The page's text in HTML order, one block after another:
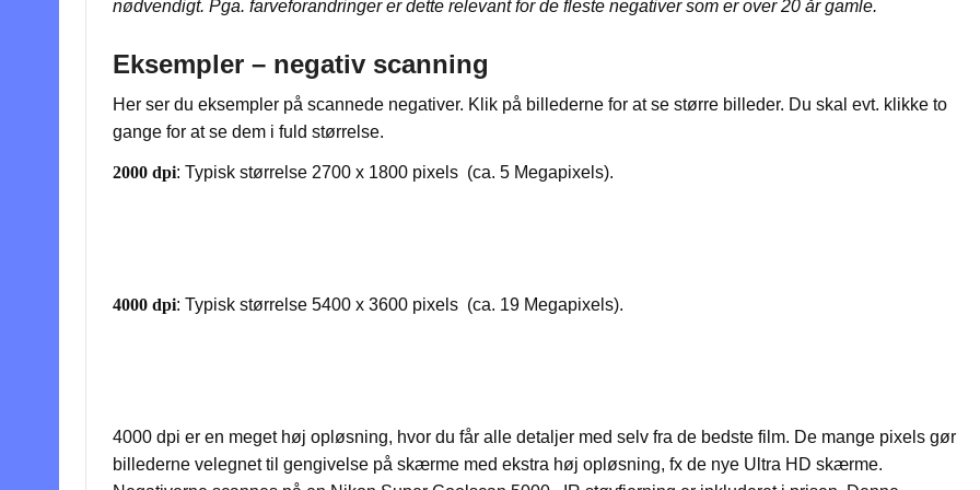
nødvendigt. Pga. farveforandringer er dette relevant for de fleste negativer som er over 20 år gamle.
Eksempler – negativ scanning
Her ser du eksempler på scannede negativer. Klik på billederne for at se større billeder. Du skal evt. klikke to
gange for at se dem i fuld størrelse.
2000 dpi: Typisk størrelse 2700 x 1800 pixels (ca. 5 Megapixels).
4000 dpi: Typisk størrelse 5400 x 3600 pixels (ca. 19 Megapixels).
4000 dpi er en meget høj opløsning, hvor du får alle detaljer med selv fra de bedste film. De mange pixels gør
billederne velegnet til gengivelse på skærme med ekstra høj opløsning, fx de nye Ultra HD skærme.